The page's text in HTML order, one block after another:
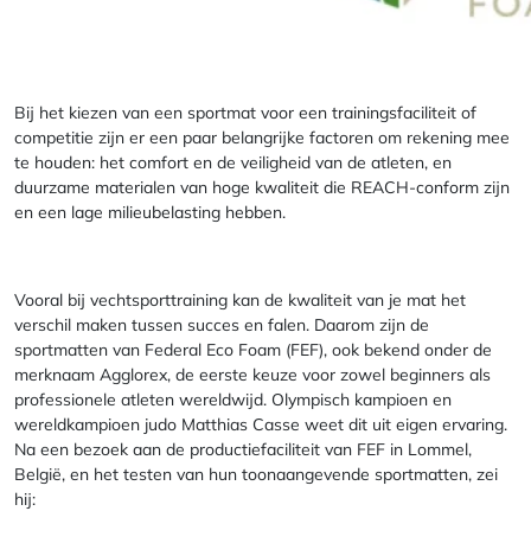
Bij het kiezen van een sportmat voor een trainingsfaciliteit of
competitie zijn er een paar belangrijke factoren om rekening mee
te houden: het comfort en de veiligheid van de atleten, en
duurzame materialen van hoge kwaliteit die REACH-conform zijn
en een lage milieubelasting hebben.
Vooral bij vechtsporttraining kan de kwaliteit van je mat het
verschil maken tussen succes en falen. Daarom zijn de
sportmatten van Federal Eco Foam (FEF), ook bekend onder de
merknaam Agglorex, de eerste keuze voor zowel beginners als
professionele atleten wereldwijd. Olympisch kampioen en
wereldkampioen judo Matthias Casse weet dit uit eigen ervaring.
Na een bezoek aan de productiefaciliteit van FEF in Lommel,
België, en het testen van hun toonaangevende sportmatten, zei
hij: